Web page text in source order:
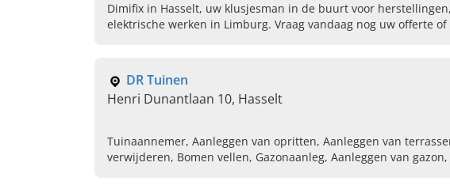
Dimifix in Hasselt, uw klusjesman in de buurt voor
elektrische werken in Limburg. Vraag vandaag nog uw offerte of
DR Tuinen
Henri Dunantlaan 10, Hasselt
Tuinaannemer, Aanleggen van opritten, Aanleggen van
verwijderen, Bomen vellen, Gazonaanleg, Aanleggen van